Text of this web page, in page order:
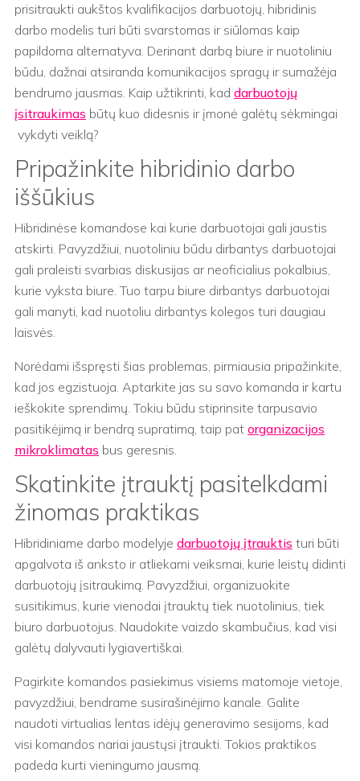
prisitraukti aukštos kvalifikacijos darbuotojų, hibridinis
darbo modelis turi būti svarstomas ir siūlomas kaip
papildoma alternatyva. Derinant darbą biure ir nuotoliniu
būdu, dažnai atsiranda komunikacijos spragų ir sumažėja
bendrumo jausmas. Kaip užtikrinti, kad darbuotojų
įsitraukimas būtų kuo didesnis ir įmonė galėtų sėkmingai
vykdyti veiklą?
Pripažinkite hibridinio darbo
iššūkius
Hibridinėse komandose kai kurie darbuotojai gali jaustis
atskirti. Pavyzdžiui, nuotoliniu būdu dirbantys darbuotojai
gali praleisti svarbias diskusijas ar neoficialius pokalbius,
kurie vyksta biure. Tuo tarpu biure dirbantys darbuotojai
gali manyti, kad nuotoliu dirbantys kolegos turi daugiau
laisvės.
Norėdami išspręsti šias problemas, pirmiausia pripažinkite,
kad jos egzistuoja. Aptarkite jas su savo komanda ir kartu
ieškokite sprendimų. Tokiu būdu stiprinsite tarpusavio
pasitikėjimą ir bendrą supratimą, taip pat organizacijos
mikroklimatas bus geresnis.
Skatinkite įtrauktį pasitelkdami
žinomas praktikas
Hibridiniame darbo modelyje darbuotojų įtrauktis turi būti
apgalvota iš anksto ir atliekami veiksmai, kurie leistų didinti
darbuotojų įsitraukimą. Pavyzdžiui, organizuokite
susitikimus, kurie vienodai įtrauktų tiek nuotolinius, tiek
biuro darbuotojus. Naudokite vaizdo skambučius, kad visi
galėtų dalyvauti lygiavertiškai.
Pagirkite komandos pasiekimus visiems matomoje vietoje,
pavyzdžiui, bendrame susirašinėjimo kanale. Galite
naudoti virtualias lentas idėjų generavimo sesijoms, kad
visi komandos nariai jaustųsi įtraukti. Tokios praktikos
padeda kurti vieningumo jausmą.